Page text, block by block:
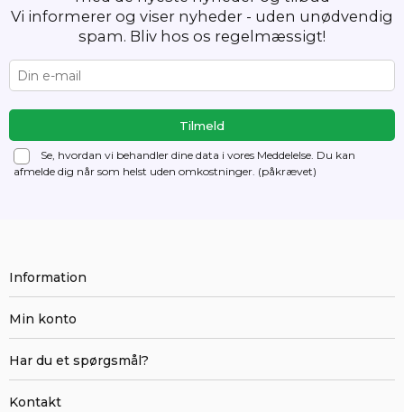
Vi informerer og viser nyheder - uden unødvendig
spam. Bliv hos os regelmæssigt!
Se, hvordan vi behandler dine data i vores Meddelelse. Du kan
afmelde dig når som helst uden omkostninger. (påkrævet)
Information
Min konto
Har du et spørgsmål?
Kontakt